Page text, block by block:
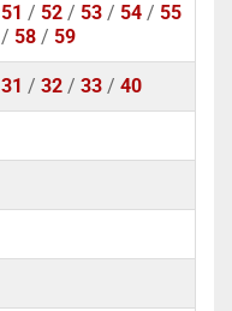
51 / 52 / 53 / 54 / 55
/ 58 / 59
31 / 32 / 33 / 40